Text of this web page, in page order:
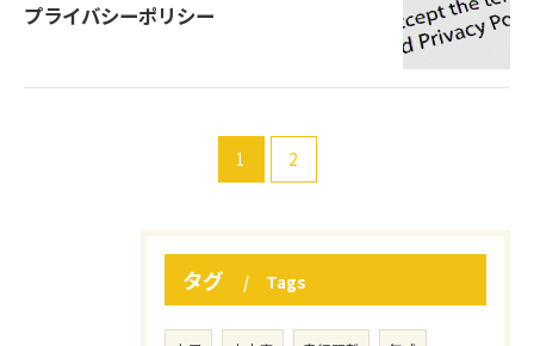
プライバシーポリシー
1 2
タグ Tags